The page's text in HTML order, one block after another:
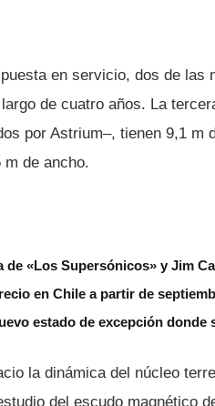
en servicio, dos de las
de cuatro años. La
por Astrium–, tienen 9,1 m
de ancho.
«Los Supersónicos» y Jim
en Chile a partir de
estado de excepción
la dinámica del núcleo
del escudo magnético